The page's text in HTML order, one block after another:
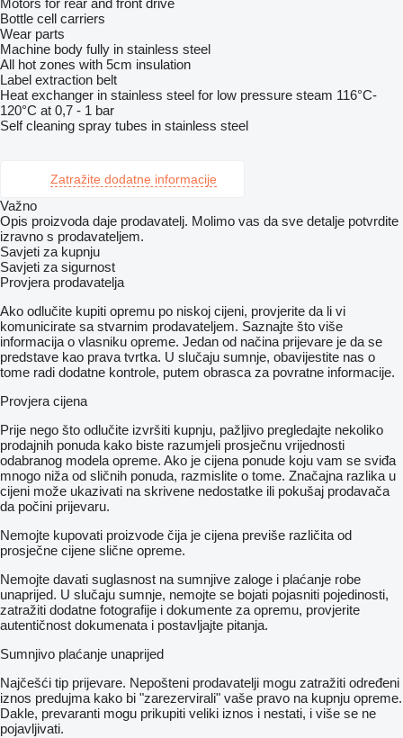
Motors for rear and front drive
Bottle cell carriers
Wear parts
Machine body fully in stainless steel
All hot zones with 5cm insulation
Label extraction belt
Heat exchanger in stainless steel for low pressure steam 116°C-
120°C at 0,7 - 1 bar
Self cleaning spray tubes in stainless steel
Zatražite dodatne informacije
Važno
Opis proizvoda daje prodavatelj. Molimo vas da sve detalje potvrdite
izravno s prodavateljem.
Savjeti za kupnju
Savjeti za sigurnost
Provjera prodavatelja
Ako odlučite kupiti opremu po niskoj cijeni, provjerite da li vi
komunicirate sa stvarnim prodavateljem. Saznajte što više
informacija o vlasniku opreme. Jedan od načina prijevare je da se
predstave kao prava tvrtka. U slučaju sumnje, obavijestite nas o
tome radi dodatne kontrole, putem obrasca za povratne informacije.
Provjera cijena
Prije nego što odlučite izvršiti kupnju, pažljivo pregledajte nekoliko
prodajnih ponuda kako biste razumjeli prosječnu vrijednosti
odabranog modela opreme. Ako je cijena ponude koju vam se sviđa
mnogo niža od sličnih ponuda, razmislite o tome. Značajna razlika u
cijeni može ukazivati ​​na skrivene nedostatke ili pokušaj prodavača
da počini prijevaru.
Nemojte kupovati proizvode čija je cijena previše različita od
prosječne cijene slične opreme.
Nemojte davati suglasnost na sumnjive zaloge i plaćanje robe
unaprijed. U slučaju sumnje, nemojte se bojati pojasniti pojedinosti,
zatražiti dodatne fotografije i dokumente za opremu, provjerite
autentičnost dokumenata i postavljajte pitanja.
Sumnjivo plaćanje unaprijed
Najčešći tip prijevare. Nepošteni prodavatelji mogu zatražiti određeni
iznos predujma kako bi "zarezervirali" vaše pravo na kupnju opreme.
Dakle, prevaranti mogu prikupiti veliki iznos i nestati, i više se ne
pojavljivati.